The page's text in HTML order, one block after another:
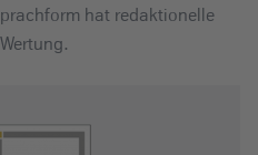
hat redaktionelle